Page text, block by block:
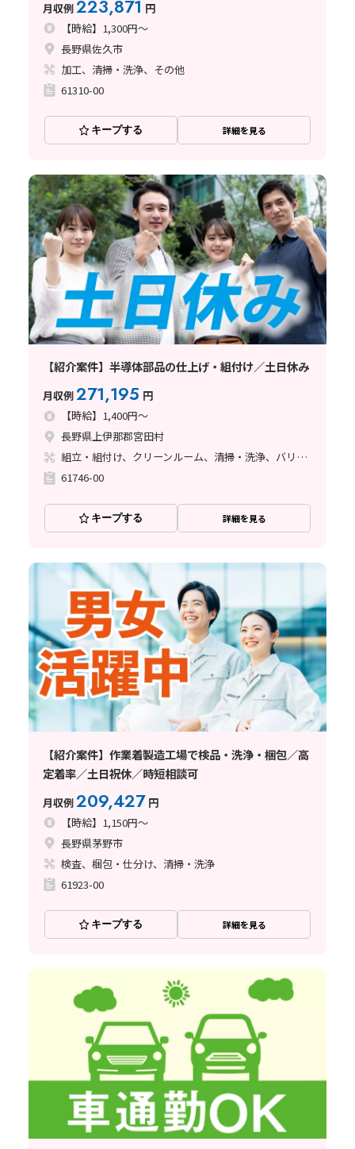
月収例223,871 円
【時給】1,300円～
長野県佐久市
加工、清掃・洗浄、その他
61310-00
キープする 詳細を見る
【紹介案件】半導体部品の仕上げ・組付け／土日休み
月収例271,195 円
【時給】1,400円～
長野県上伊那郡宮田村
組立・組付け、クリーンルーム、清掃・洗浄、バリ取り
61746-00
キープする 詳細を見る
【紹介案件】作業着製造工場で検品・洗浄・梱包／高
定着率／土日祝休／時短相談可
月収例209,427 円
【時給】1,150円～
長野県茅野市
検査、梱包・仕分け、清掃・洗浄
61923-00
キープする 詳細を見る